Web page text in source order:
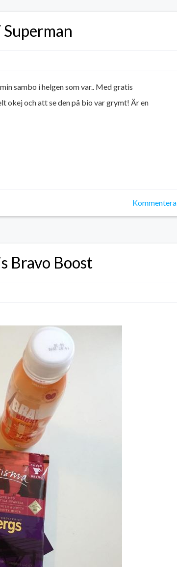
sambo i helgen som var.. Med gratis
okej och att se den på bio var grymt! Är en
Kommentera
Bravo Boost